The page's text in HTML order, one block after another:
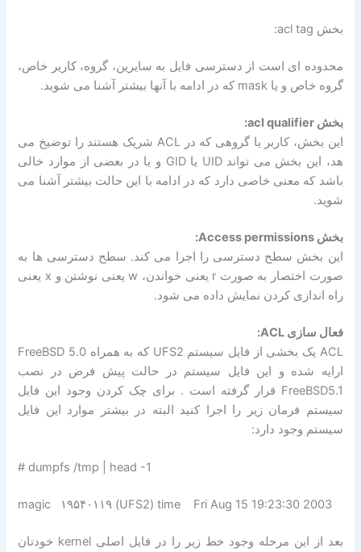
بخش acl tag:
محدوده ای است از دسترسی فایل به سایرین، گروه، کاریر خاص،
گروه خاص و یا mask که در ادامه با آنها بیشتر آشنا می شوید.
بخش acl qualifier:
این بخش، کاربر یا گروهی که در ACL شریک هستند را توضیخ می
هد، این بخش می تواند UID یا GID و یا در بعضی از موارد خالی
باشد که معنی خاصی دارد که در ادامه با این حالت بیشتر آشنا می
شوید.
بخش Access permissions:
این بخش سطح دسترسی را اجرا می کند. سطح دسترسی ها به
صورت اختصار به صورت r یعنی خواندن، w یعنی نوشتن و x یعنی
راه اندازی کردن نمایش داده می شود.
فعال سازی ACL:
ACL یک بخشی از فایل سیستم UFS2 که به همراه FreeBSD 5.0
ارایه شده و این فایل سیستم در حالت پیش فرض در نصب
FreeBSD5.1 قرار گرفته است . برای چک کردن وجود این فایل
سیستم فرمان زیر را اجرا کنید البته در بیشتر موارد این فایل
سیستم وجود دارد:
magic ۱۹۵۴۰۱۱۹ (UFS2) time Fri Aug 15 19:23:30 2003
بعد از این مرحله وجود خط زیر را در فایل اصلی kernel خودتان